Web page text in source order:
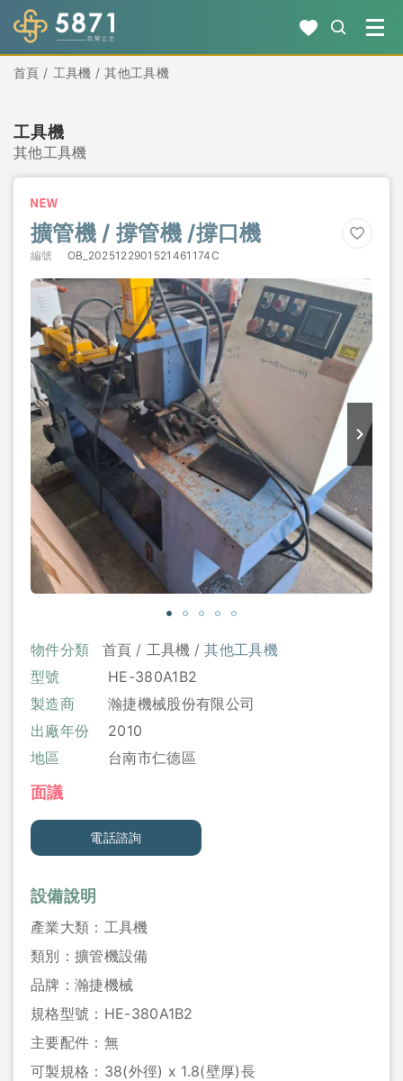
首頁 工具機 其他工具機
工具機
其他工具機
擴管機 / 撐管機 /撐口機
編號 OB_2025122901521461174C
物件分類 首頁 工具機
其他工具機
型號
HE-380A1B2
製造商
瀚捷機械股份有限公司
出廠年份
2010
地區
台南市仁德區
面議
電話諮詢
設備說明
產業大類： 工具機
類別： 擴管機設備
品牌： 瀚捷機械
規格型號： HE-380A1B2
主要配件： 無
可製規格： 38(外徑) x 1.8(壁厚)長